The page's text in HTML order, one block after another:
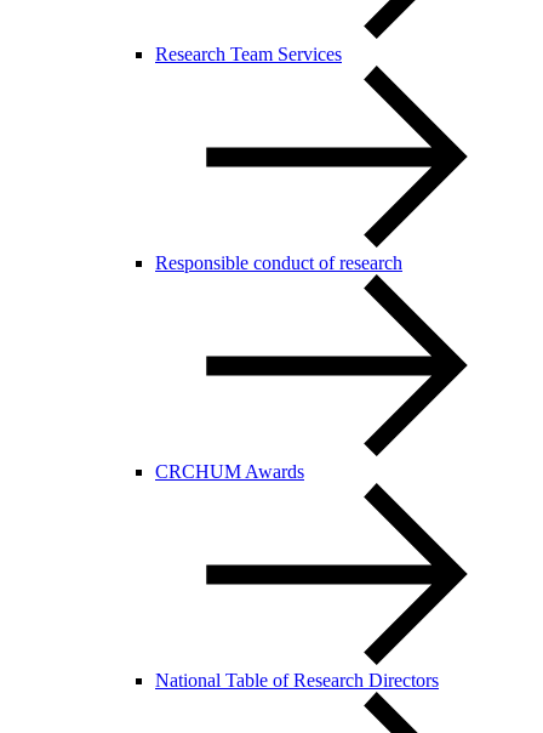
Research Team Services
Responsible conduct of research
CRCHUM Awards
National Table of Research Directors